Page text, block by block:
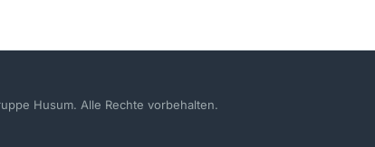
Husum. Alle Rechte vorbehalten.